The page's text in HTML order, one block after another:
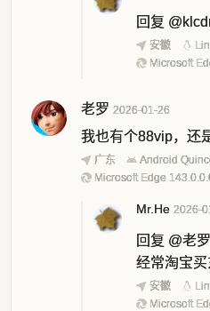
回复
安徽
Microsoft
老罗 2026-01-26
我也有个88vip，还
广东
Android
Microsoft Edge
Mr.He 2026-
回复 @老罗
经常淘宝买
安徽
Microsoft